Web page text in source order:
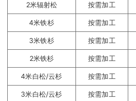
2米辐射松 按需加工
4米铁杉 按需加工
3米铁杉 按需加工
2米铁杉 按需加工
4米白松/云杉 按需加工
3米白松/云杉 按需加工